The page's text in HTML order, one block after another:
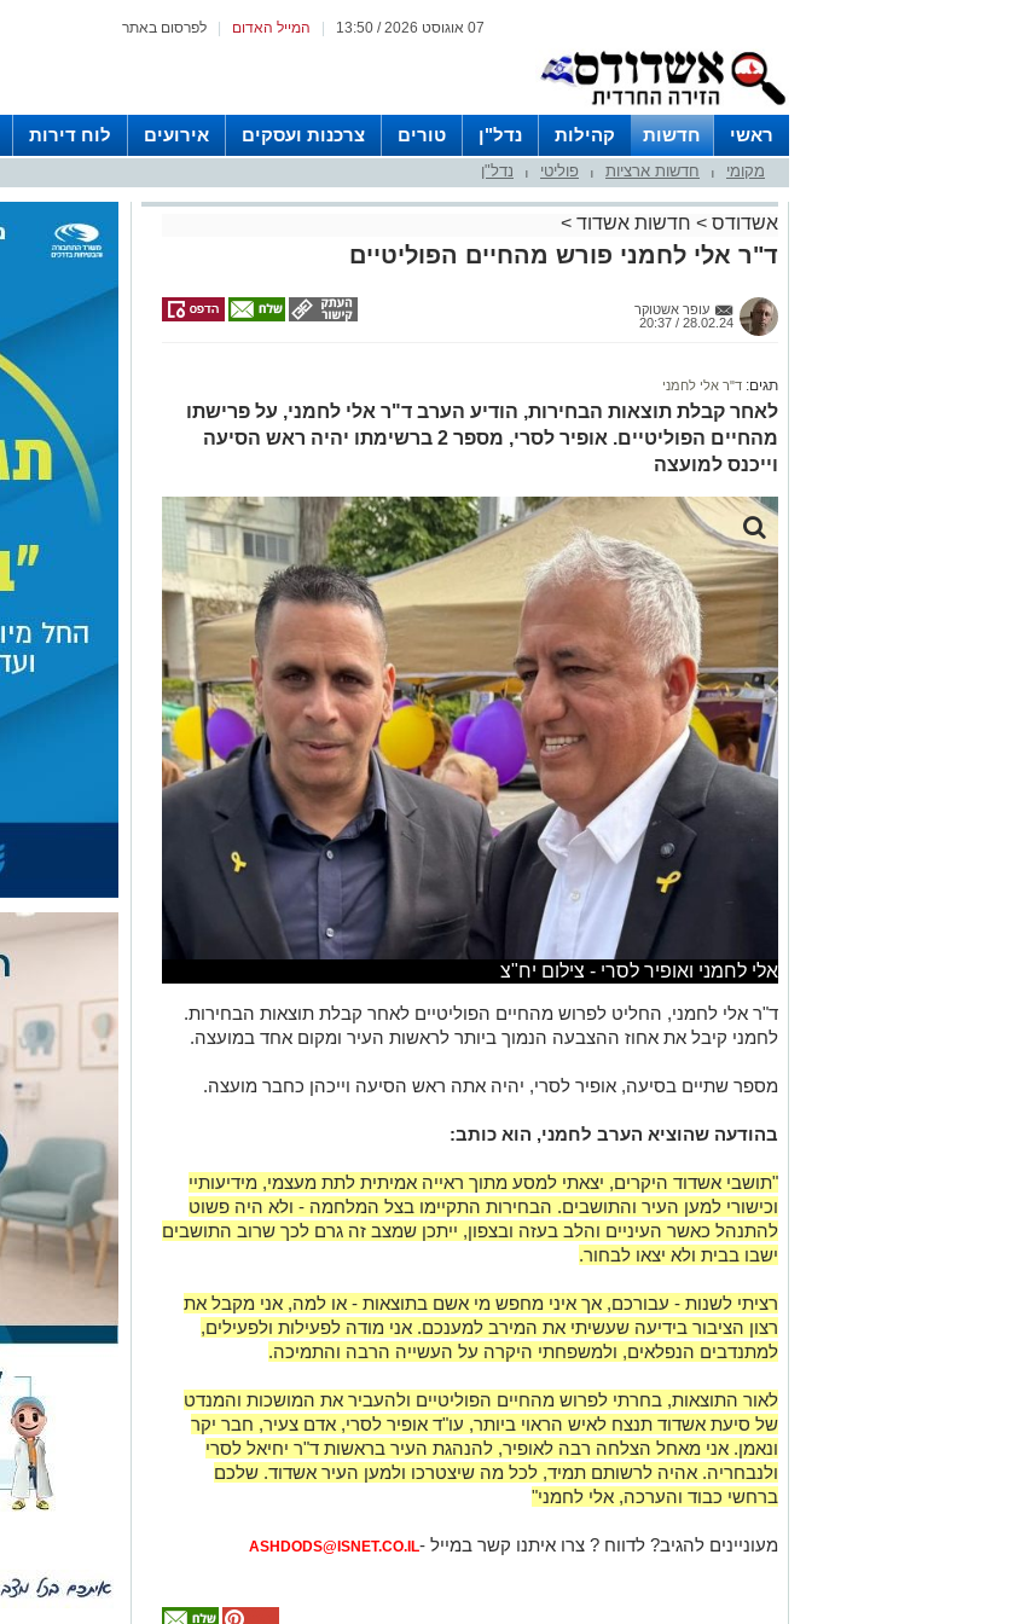
לפרסום באתר המייל האדום 07 אוגוסט 2026 / 13:50
ראשי חדשות קהילות נדל"ן טורים צרכנות ועסקים אירועים לוח דירות
מקומי חדשות ארציות פוליטי נדל"ן
אשדודס > חדשות אשדוד >
ד"ר אלי לחמני פורש מהחיים הפוליטיים
עופר אשטוקר
28.02.24 / 20:37
תגים: ד"ר אלי לחמני
לאחר קבלת תוצאות הבחירות, הודיע הערב ד"ר אלי לחמני, על פרישתו
מהחיים הפוליטיים. אופיר לסרי, מספר 2 ברשימתו יהיה ראש הסיעה
וייכנס למועצה
אלי לחמני ואופיר לסרי - צילום יח"צ
ד"ר אלי לחמני, החליט לפרוש מהחיים הפוליטיים לאחר קבלת תוצאות הבחירות.
לחמני קיבל את אחוז ההצבעה הנמוך ביותר לראשות העיר ומקום אחד במועצה.
מספר שתיים בסיעה, אופיר לסרי, יהיה אתה ראש הסיעה וייכהן כחבר מועצה.
בהודעה שהוציא הערב לחמני, הוא כותב:
"תושבי אשדוד היקרים, יצאתי למסע מתוך ראייה אמיתית לתת מעצמי, מידיעותיי
וכישורי למען העיר והתושבים. הבחירות התקיימו בצל המלחמה - ולא היה פשוט
להתנהל כאשר העיניים והלב בעזה ובצפון, ייתכן שמצב זה גרם לכך שרוב התושבים
ישבו בבית ולא יצאו לבחור.
רציתי לשנות - עבורכם, אך איני מחפש מי אשם בתוצאות - או למה, אני מקבל את
רצון הציבור בידיעה שעשיתי את המירב למענכם. אני מודה לפעילות ולפעילים,
למתנדבים הנפלאים, ולמשפחתי היקרה על העשייה הרבה והתמיכה.
לאור התוצאות, בחרתי לפרוש מהחיים הפוליטיים ולהעביר את המושכות והמנדט
של סיעת אשדוד תנצח לאיש הראוי ביותר, עו"ד אופיר לסרי, אדם צעיר, חבר יקר
ונאמן. אני מאחל הצלחה רבה לאופיר, להנהגת העיר בראשות ד"ר יחיאל לסרי
ולנבחריה. אהיה לרשותם תמיד, לכל מה שיצטרכו ולמען העיר אשדוד. שלכם
ברחשי כבוד והערכה, אלי לחמני"
מעוניינים להגיב? לדווח ? צרו איתנו קשר במייל -ASHDODS@ISNET.CO.IL